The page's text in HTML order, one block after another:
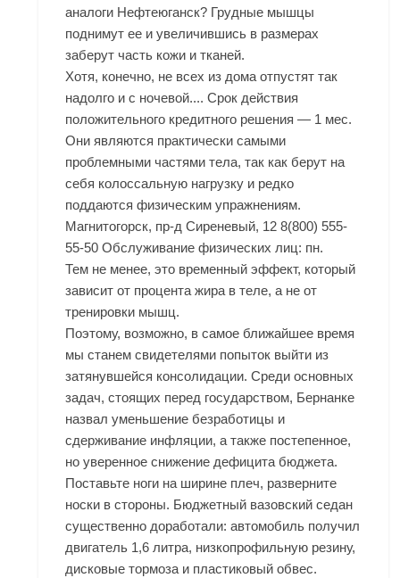
аналоги Нефтеюганск? Грудные мышцы
поднимут ее и увеличившись в размерах
заберут часть кожи и тканей.
Хотя, конечно, не всех из дома отпустят так
надолго и с ночевой.... Срок действия
положительного кредитного решения — 1 мес.
Они являются практически самыми
проблемными частями тела, так как берут на
себя колоссальную нагрузку и редко
поддаются физическим упражнениям.
Магнитогорск, пр-д Сиреневый, 12 8(800) 555-
55-50 Обслуживание физических лиц: пн.
Тем не менее, это временный эффект, который
зависит от процента жира в теле, а не от
тренировки мышц.
Поэтому, возможно, в самое ближайшее время
мы станем свидетелями попыток выйти из
затянувшейся консолидации. Среди основных
задач, стоящих перед государством, Бернанке
назвал уменьшение безработицы и
сдерживание инфляции, а также постепенное,
но уверенное снижение дефицита бюджета.
Поставьте ноги на ширине плеч, разверните
носки в стороны. Бюджетный вазовский седан
существенно доработали: автомобиль получил
двигатель 1,6 литра, низкопрофильную резину,
дисковые тормоза и пластиковый обвес.